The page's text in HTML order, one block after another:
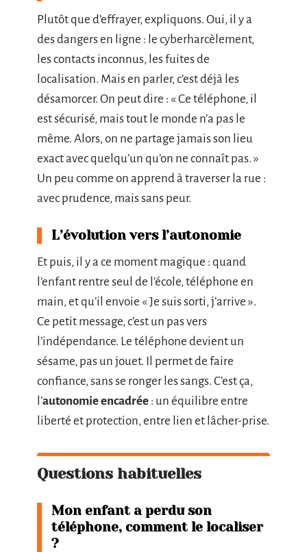
Plutôt que d’effrayer, expliquons. Oui, il y a
des dangers en ligne : le cyberharcèlement,
les contacts inconnus, les fuites de
localisation. Mais en parler, c’est déjà les
désamorcer. On peut dire : « Ce téléphone, il
est sécurisé, mais tout le monde n’a pas le
même. Alors, on ne partage jamais son lieu
exact avec quelqu’un qu’on ne connaît pas. »
Un peu comme on apprend à traverser la rue :
avec prudence, mais sans peur.
L’évolution vers l’autonomie
Et puis, il y a ce moment magique : quand
l’enfant rentre seul de l’école, téléphone en
main, et qu’il envoie « Je suis sorti, j’arrive ».
Ce petit message, c’est un pas vers
l’indépendance. Le téléphone devient un
sésame, pas un jouet. Il permet de faire
confiance, sans se ronger les sangs. C’est ça,
l’autonomie encadrée : un équilibre entre
liberté et protection, entre lien et lâcher-prise.
Questions habituelles
Mon enfant a perdu son
téléphone, comment le localiser
?